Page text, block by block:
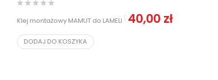
Klej montażowy MAMUT do LAMELI 40,00 zł
DODAJ DO KOSZYKA